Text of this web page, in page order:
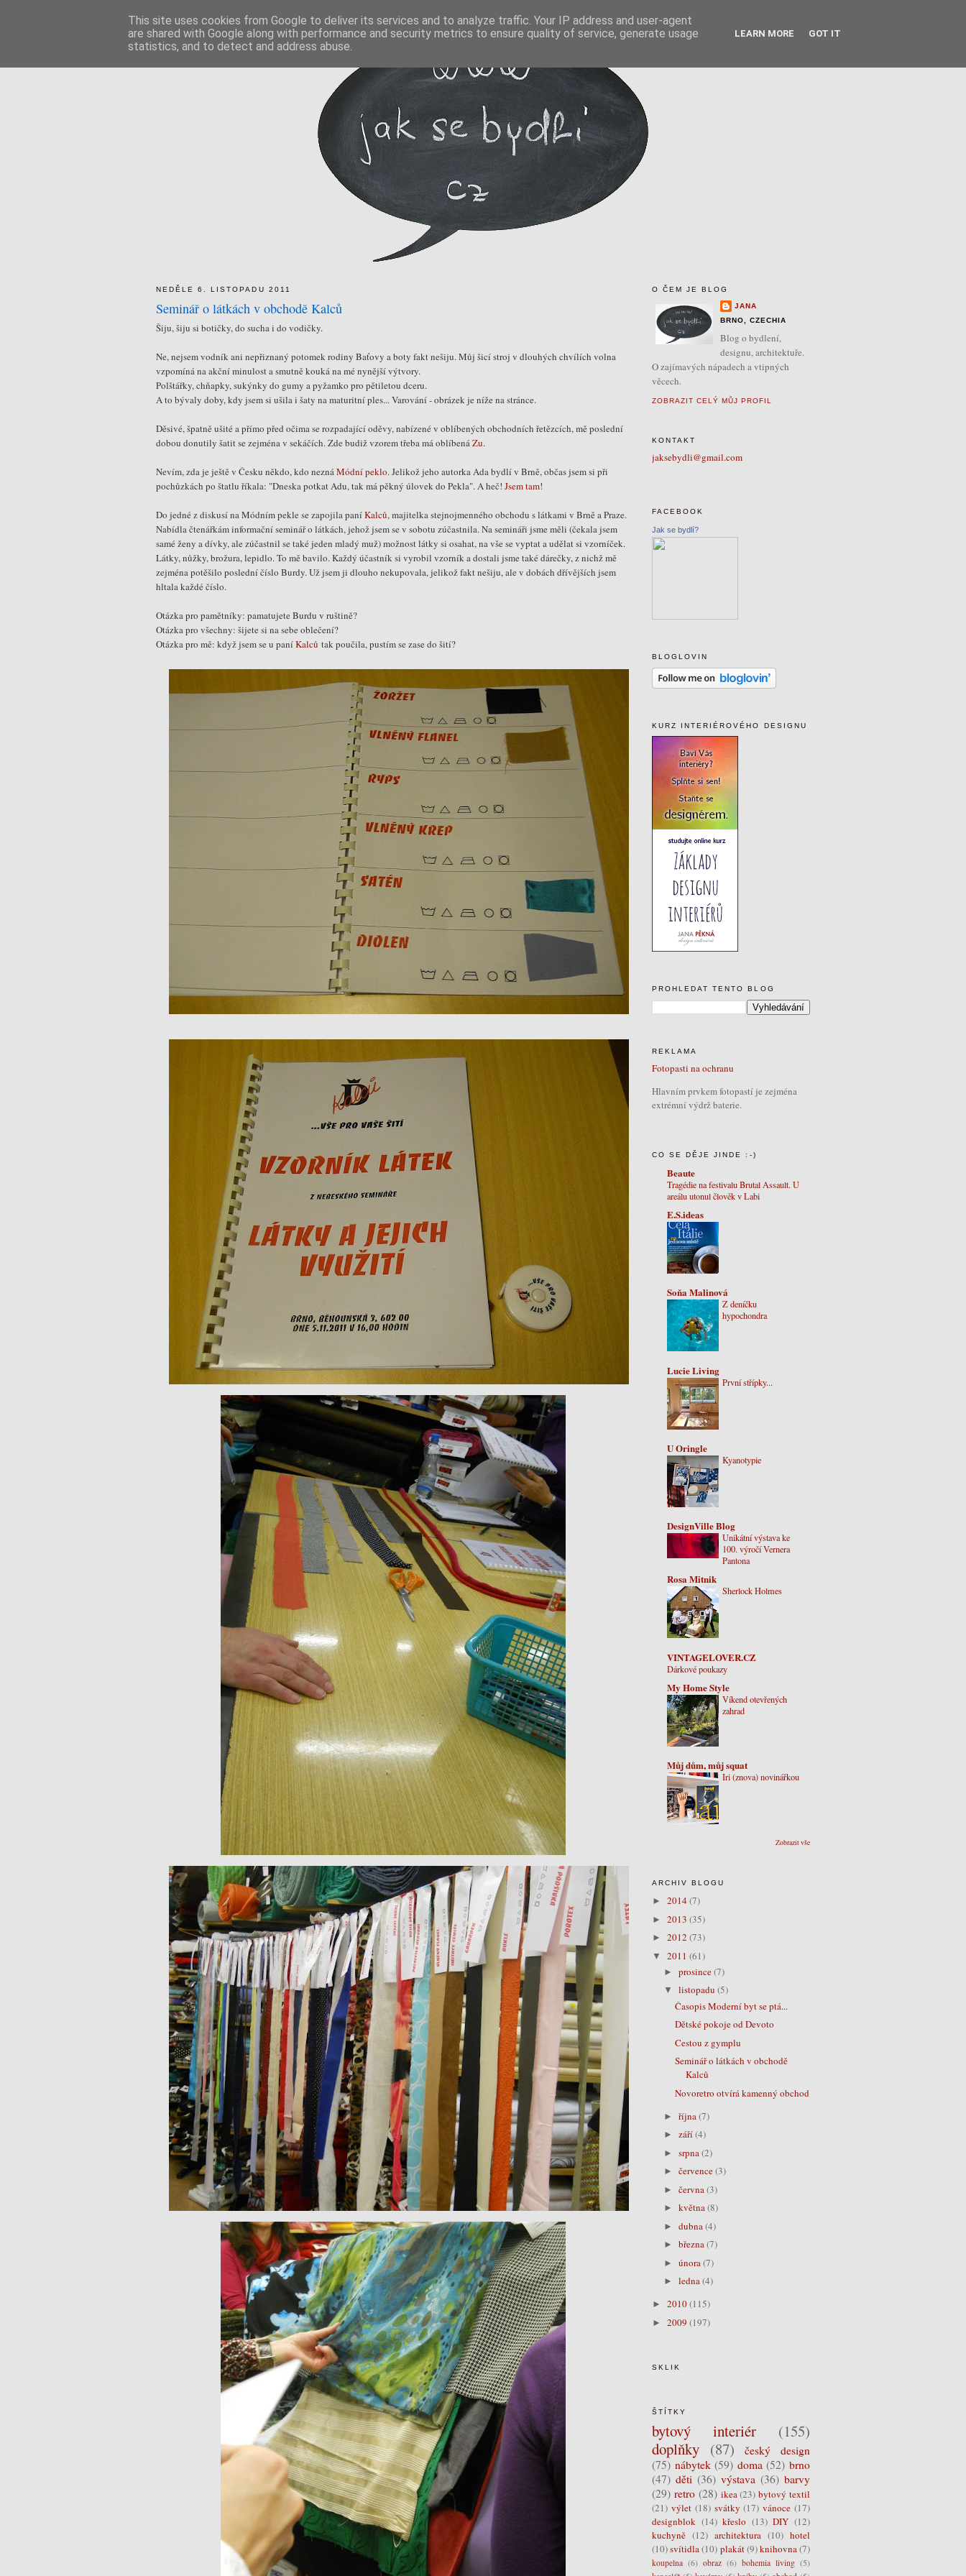
NEDĚLE 6. LISTOPADU 2011
Seminář o látkách v obchodě Kalců
Šiju, šiju si botičky, do sucha i do vodičky.
Ne, nejsem vodník ani nepřiznaný potomek rodiny Baťovy a boty fakt nešiju. Můj šicí stroj v dlouhých chvílích volna
vzpomíná na akční minulost a smutně kouká na mé nynější výtvory.
Polštářky, chňapky, sukýnky do gumy a pyžamko pro pětiletou dceru.
A to bývaly doby, kdy jsem si ušila i šaty na maturitní ples... Varování - obrázek je níže na stránce.
Děsivé, špatně ušité a přímo před očima se rozpadající oděvy, nabízené v oblíbených obchodních řetězcích, mě poslední
dobou donutily šatit se zejména v sekáčích. Zde budiž vzorem třeba má oblíbenáZu.
Nevím, zda je ještě v Česku někdo, kdo neznáMódní peklo. Jelikož jeho autorka Ada bydlí v Brně, občas jsem si při
pochůzkách po štatlu říkala: "Dneska potkat Adu, tak má pěkný úlovek do Pekla". A heč! Jsem tam!
Do jedné z diskusí na Módním pekle se zapojila paníKalců, majitelka stejnojmenného obchodu s látkami v Brně a Praze.
Nabídla čtenářkám informační seminář o látkách, jehož jsem se v sobotu zúčastnila. Na semináři jsme měli (čekala jsem
samé ženy a dívky, ale zúčastnil se také jeden mladý muž) možnost látky si osahat, na vše se vyptat a udělat si vzorníček.
Látky, nůžky, brožura, lepidlo. To mě bavilo. Každý účastník si vyrobil vzorník a dostali jsme také dárečky, z nichž mě
zejména potěšilo poslední číslo Burdy. Už jsem ji dlouho nekupovala, jelikož fakt nešiju, ale v dobách dřívějších jsem
hltala každé číslo.
Otázka pro pamětníky: pamatujete Burdu v ruštině?
Otázka pro všechny: šijete si na sebe oblečení?
Otázka pro mě: když jsem se u paníKalců tak poučila, pustím se zase do šití?
O ČEM JE BLOG
JANA
BRNO, CZECHIA
Blog o bydlení,
designu, architektuře.
O zajímavých nápadech a vtipných
věcech.
ZOBRAZIT CELÝ MŮJ PROFIL
KONTAKT
jaksebydli@gmail.com
FACEBOOK
Jak se bydlí?
BLOGLOVIN
KURZ INTERIÉROVÉHO DESIGNU
PROHLEDAT TENTO BLOG
REKLAMA
Fotopasti na ochranu
Hlavním prvkem fotopastí je zejména
extrémní výdrž baterie.
CO SE DĚJE JINDE :-)
Beaute
Tragédie na festivalu Brutal Assault. U
areálu utonul člověk v Labi
E.S.ideas
Soňa Malinová
Z deníčku
hypochondra
Lucie Living
První střípky...
U Oringle
Kyanotypie
DesignVille Blog
Unikátní výstava ke
100. výročí Vernera
Pantona
Rosa Mitnik
Sherlock Holmes
VINTAGELOVER.CZ
Dárkové poukazy
My Home Style
Víkend otevřených
zahrad
Můj dům, můj squat
Iri (znova) novinářkou
Zobrazit vše
ARCHIV BLOGU
► 2014(7)
► 2013 (35)
► 2012 (73)
▼ 2011 (61)
► prosince(7)
▼ listopadu (5)
Časopis Moderní byt se ptá...
Dětské pokoje od Devoto
Cestou z gymplu
Seminář o látkách v obchodě
Kalců
Novoretro otvírá kamenný obchod
► října (7)
► září(4)
► srpna (2)
► července(3)
► června (3)
► května(8)
► dubna (4)
► března(7)
► února (7)
► ledna(4)
► 2010(115)
► 2009 (197)
SKLIK
ŠTÍTKY
bytový interiér
(155)
doplňky (87)
český design
(75) nábytek (59) doma (52) brno
(47) děti (36) výstava (36) barvy
(29) retro (28) ikea (23) bytový textil
(21) výlet (18) svátky (17) vánoce (17)
designblok (14) křeslo (13) DIY (12)
kuchyně (12) architektura (10) hotel
(10)svítidla(10) plakát(9)knihovna(7)
koupelna (6) obraz (6) bohemia living (5)
This site uses cookies from Google to deliver its services and to analyze traffic. Your IP address and user-agent
are shared with Google along with performance and security metrics to ensure quality of service, generate usage
statistics, and to detect and address abuse.
LEARN MORE GOT IT